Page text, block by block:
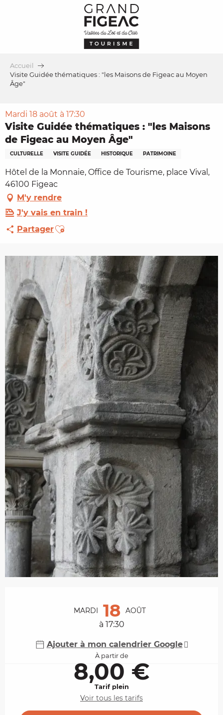
Accueil
Visite Guidée thématiques : "les Maisons de Figeac au Moyen
Âge"
Mardi 18 août à 17:30
Visite Guidée thématiques : "les Maisons
de Figeac au Moyen Âge"
CULTURELLE VISITE GUIDÉE HISTORIQUE PATRIMOINE
Hôtel de la Monnaie, Office de Tourisme, place Vival,
46100 Figeac
M'y rendre
J'y vais en train !
PartagerAjouter aux favoris
MARDI 18 AOÛT
à 17:30
Ajouter à mon calendrier Google
À partir de
8,00 €
Tarif plein
Voir tous les tarifs